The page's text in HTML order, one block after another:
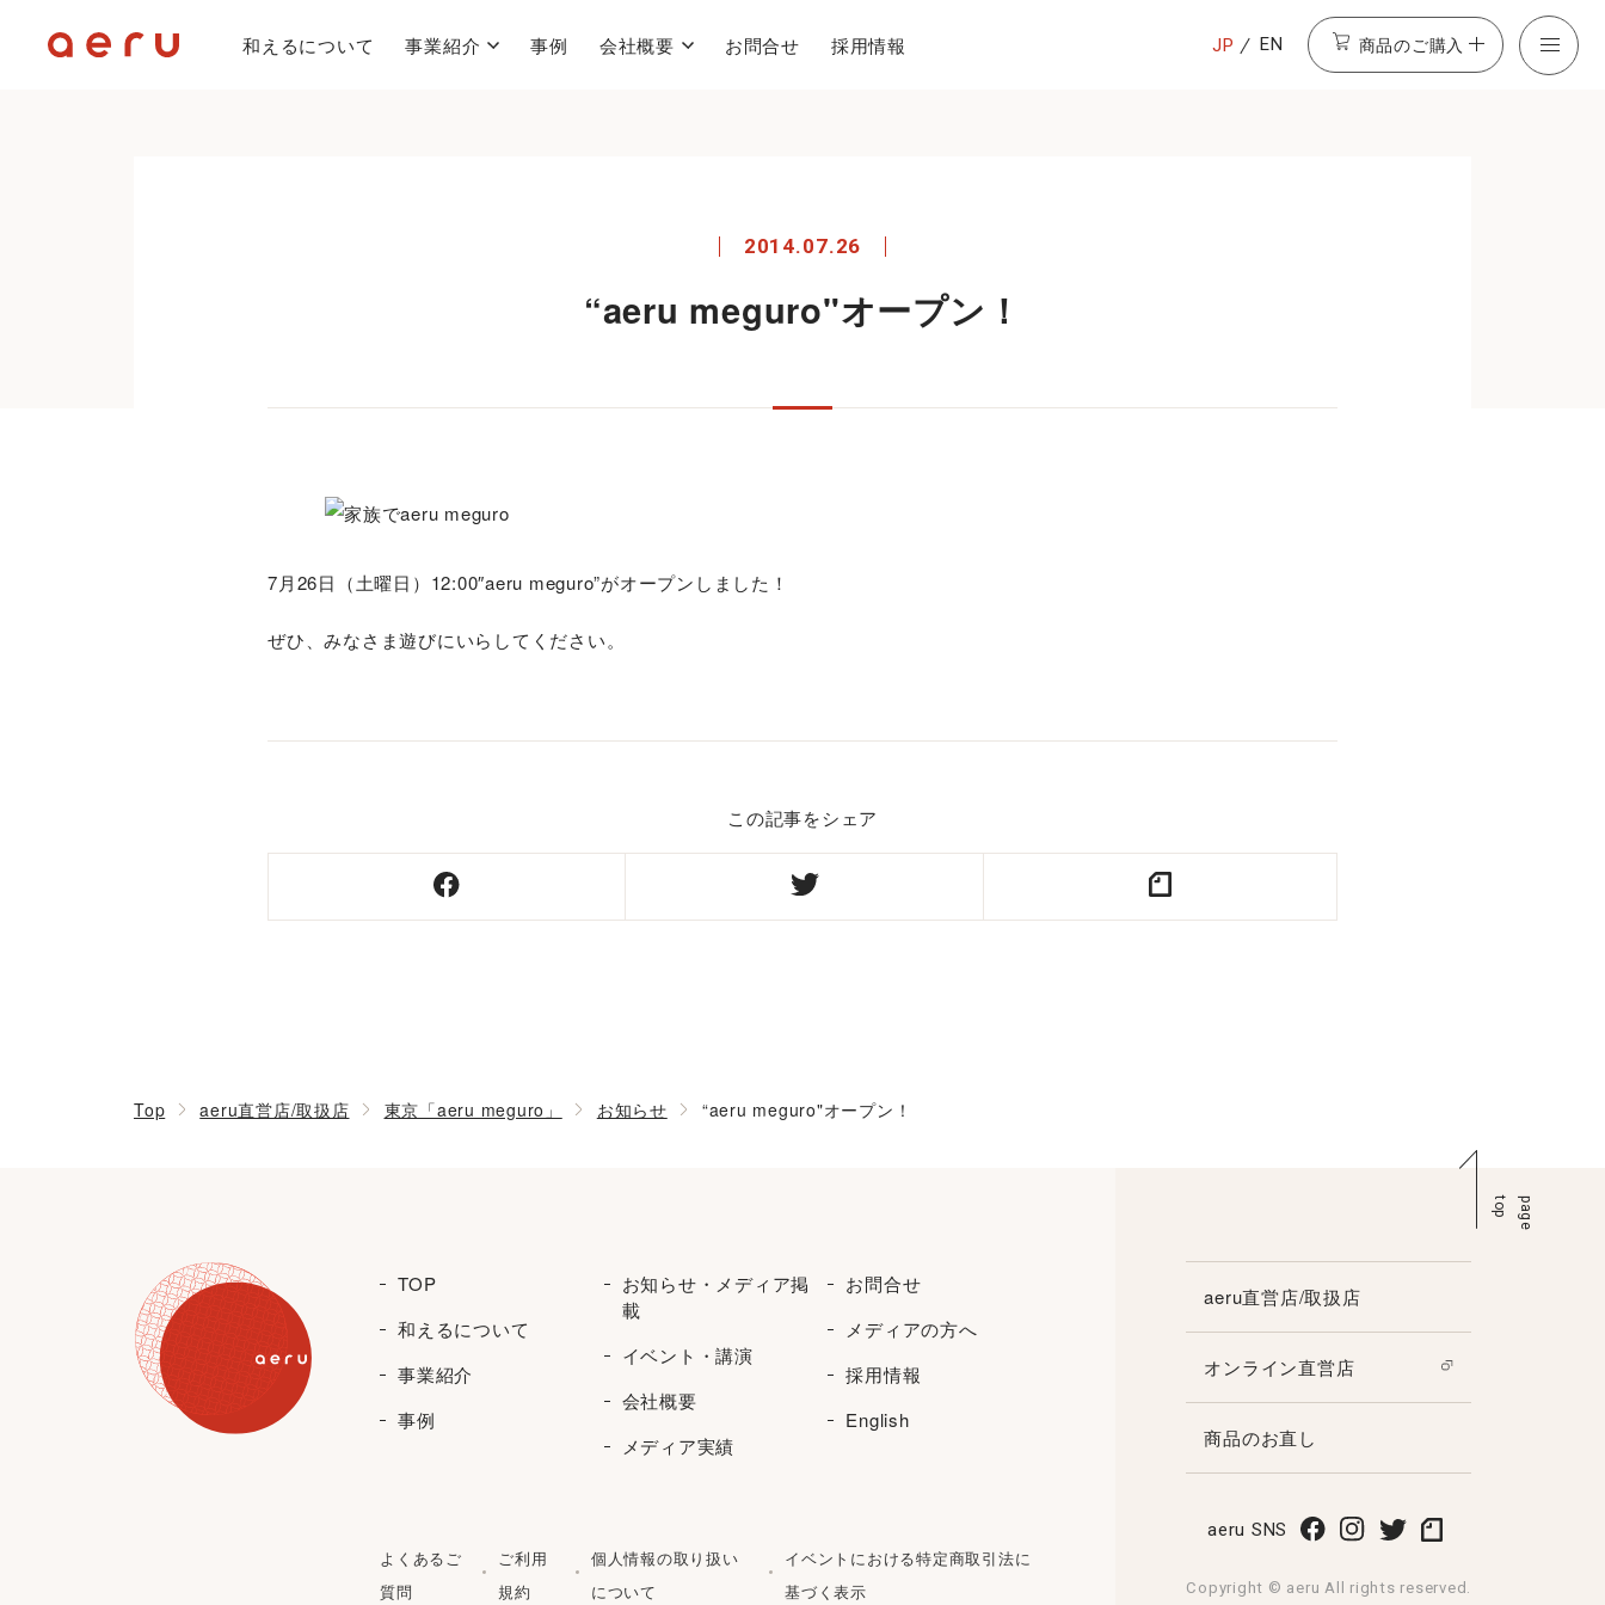
和えるについて 事業紹介 事例 会社概要 お問合せ 採用情報 JP EN 商品のご購入
2014.07.26
“aeru meguro"オープン！
7月26日（土曜日）12:00″aeru meguro”がオープンしました！
ぜひ、みなさま遊びにいらしてください。
この記事をシェア
Top aeru直営店/取扱店 東京「aeru meguro」 お知らせ “aeru meguro"オープン！
p
a
g
e
t
o
p
TOP
和えるについて
事業紹介
事例
お知らせ・メディア掲
載
イベント・講演
会社概要
メディア実績
お問合せ
メディアの方へ
採用情報
English
よくあるご
質問
ご利用
規約
個人情報の取り扱い
について
イベントにおける特定商取引法に
基づく表示
aeru直営店/取扱店
オンライン直営店
商品のお直し
aeru SNS
Copyright © aeru All rights reserved.